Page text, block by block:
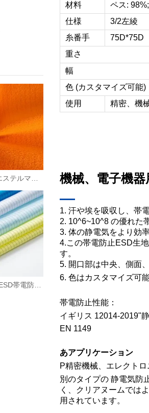
材料
ペス:
仕様
3/2左綾
糸番手
75D*75D
重さ
幅
色 (カスタマイズ可能)
使用
精密、機
機械、電子機
1. 汗や埃を吸収し、帯
2. 10^6~10^8 の優れた
3. 体の静電気をより効
4.この帯電防止ESD生
す。
5. 開口部は中央、側面
6. 色はカスタマイズ可能
帯電防止性能：
イギリス 12014-2019"
EN 1149
あアプリケーション
P精密機械、エレクト
別のタイプの 静電気防
く、クリアヌームでは
用されています。